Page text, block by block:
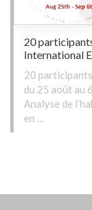
20
International
20
du 25 août au
Analyse de
en …